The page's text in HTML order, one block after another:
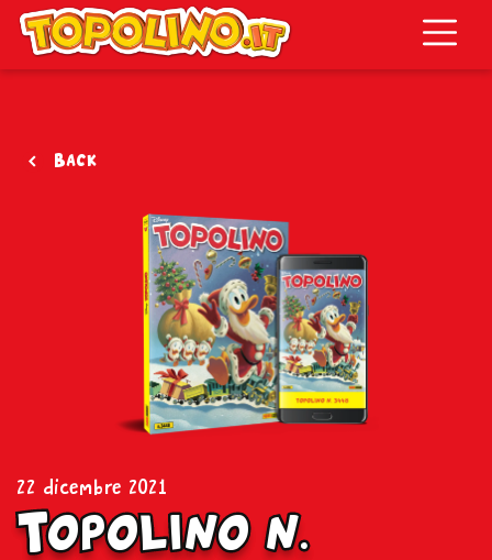
Topolino.it
Back
22 dicembre 2021
Topolino n.